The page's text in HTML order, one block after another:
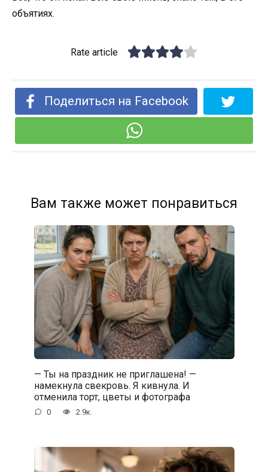
объятиях.
Rate article
Поделиться на Facebook
Вам также может понравиться
— Ты на праздник не приглашена! —
намекнула свекровь. Я кивнула. И
отменила торт, цветы и фотографа
0 2.9к.